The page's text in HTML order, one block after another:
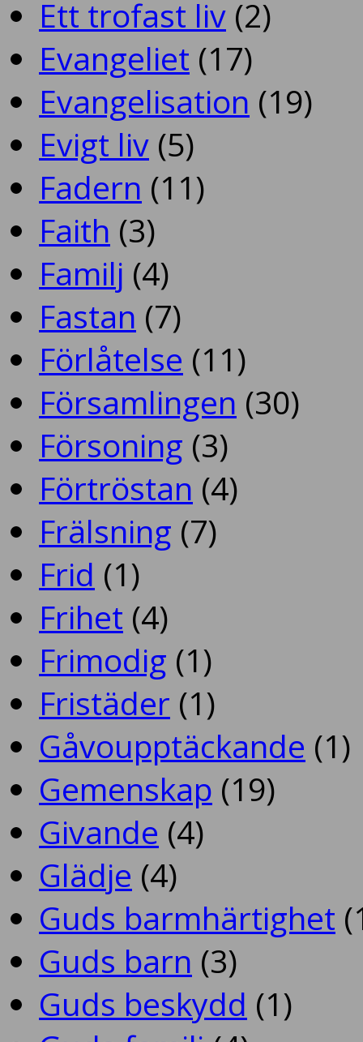
Ett trofast liv (2)
Evangeliet (17)
Evangelisation (19)
Evigt liv (5)
Fadern (11)
Faith (3)
Familj (4)
Fastan (7)
Förlåtelse (11)
Församlingen (30)
Försoning (3)
Förtröstan (4)
Frälsning (7)
Frid (1)
Frihet (4)
Frimodig (1)
Fristäder (1)
Gåvoupptäckande (1)
Gemenskap (19)
Givande (4)
Glädje (4)
Guds barmhärtighet
Guds barn (3)
Guds beskydd (1)